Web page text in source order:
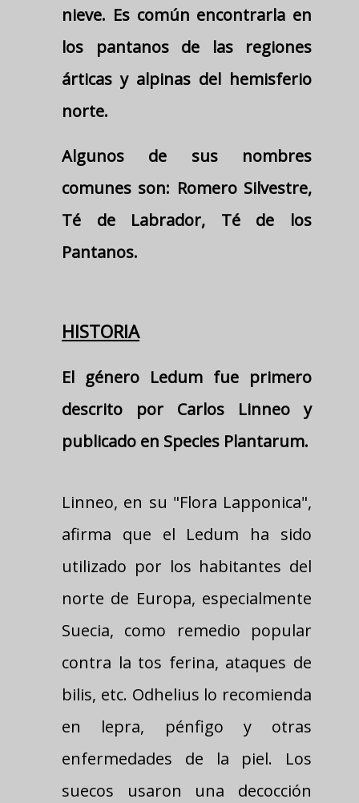
nieve. Es común encontrarla en
los pantanos de las regiones
árticas y alpinas del hemisferio
norte.
Algunos de sus nombres
comunes son: Romero Silvestre,
Té de Labrador, Té de los
Pantanos.
HISTORIA
El género Ledum fue primero
descrito por Carlos Linneo y
publicado en Species Plantarum.
Linneo, en su "Flora Lapponica",
afirma que el Ledum ha sido
utilizado por los habitantes del
norte de Europa, especialmente
Suecia, como remedio popular
contra la tos ferina, ataques de
bilis, etc. Odhelius lo recomienda
en lepra, pénfigo y otras
enfermedades de la piel. Los
suecos usaron una decocción